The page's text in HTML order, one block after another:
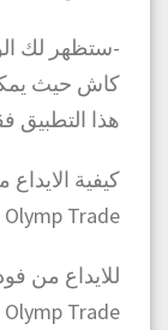
-ستظهر لك
كاش حيث
هذا التطبيق
كيفية
Olymp Trade
للايداع من
Olymp Trade يكفي أن تقوم باتباع الخطوات التالية: